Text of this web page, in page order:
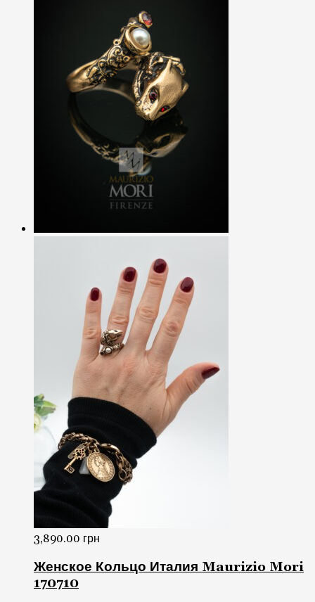
3,890.00 грн
Женское Кольцо Италия Maurizio Mori
170710